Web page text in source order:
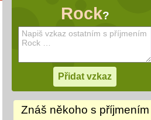
Rock?
Znáš někoho s příjmením